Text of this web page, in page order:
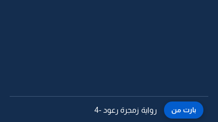
بارت من رواية زمجرة رعود -4